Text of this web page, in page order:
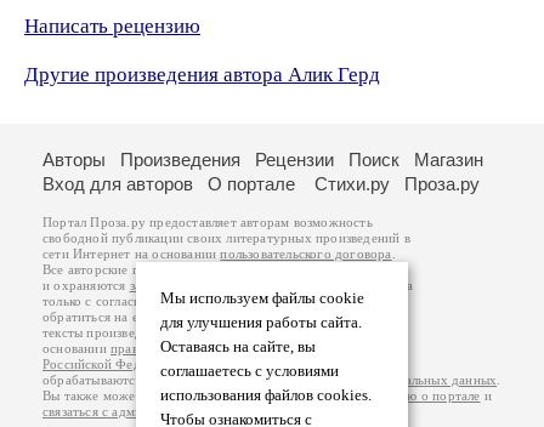
Написать рецензию
Другие произведения автора Алик Герд
Мы используем файлы cookie
для улучшения работы сайта.
Оставаясь на сайте, вы
соглашаетесь с условиями
использования файлов cookies.
Чтобы ознакомиться с
Авторы Произведения Рецензии Поиск
Магазин
Вход для авторов
О портале Стихи.ру Проза.ру
Портал Проза.ру предоставляет авторам возможность
свободной публикации своих литературных произведений в
сети Интернет на основаниипользовательского договора
Все авторские права на произведения принадлежат авторам
и охраняются законом
. Перепечатка произведений возможна
только с согласия его автора, к которому вы можете
обратиться на его авторской странице. Ответственность за
тексты произведений авторы несут самостоятельно на
основанииправил публикацииизаконодательства
Российской Федерации
обрабатываются на основанииПолитики обработки персональных данных
Вы также можете посмотреть более подробнуюинформацию о портале и
связаться с администрацией